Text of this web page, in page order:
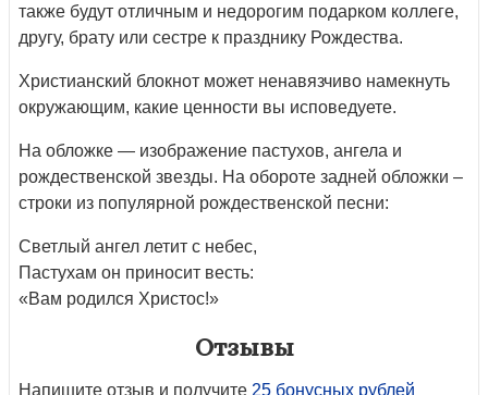
также будут отличным и недорогим подарком коллеге,
другу, брату или сестре к празднику Рождества.
Христианский блокнот может ненавязчиво намекнуть
окружающим, какие ценности вы исповедуете.
На обложке — изображение пастухов, ангела и
рождественской звезды. На обороте задней обложки –
строки из популярной рождественской песни:
Светлый ангел летит с небес,
Пастухам он приносит весть:
«Вам родился Христос!»
Отзывы
Напишите отзыв и получите 25 бонусных рублей